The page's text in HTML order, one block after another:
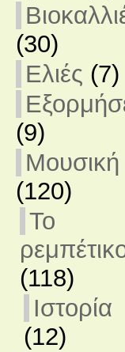
(30)
Ελιές (7)
(9)
Μουσική
(120)
Το
(118)
Ιστορία
(12)